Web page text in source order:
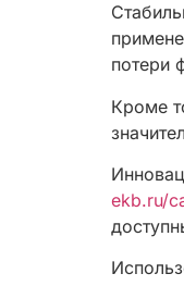
потери
Кроме
ekb.ru/